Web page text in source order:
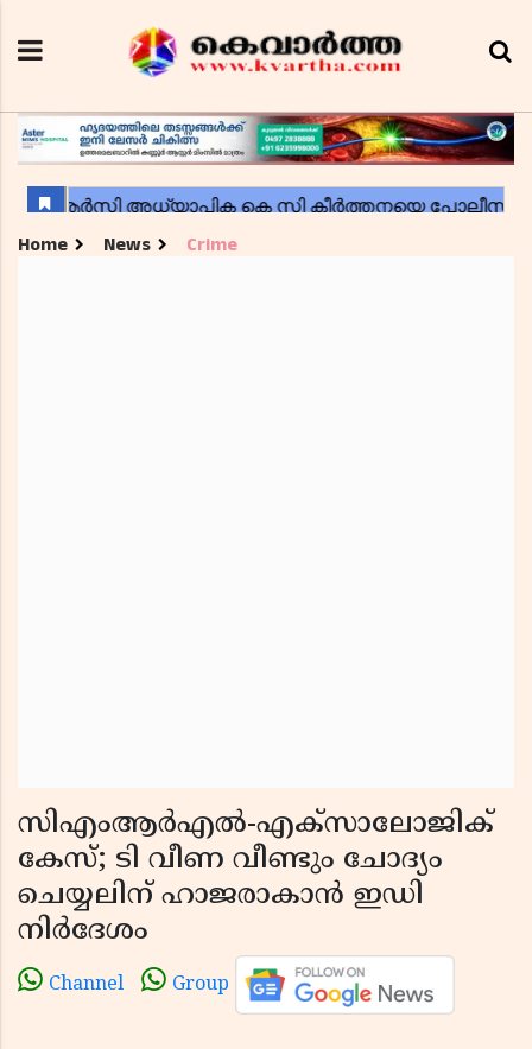
Home News Crime
സിഎംആർഎൽ-എക്സാലോജിക്
കേസ്; ടി വീണ വീണ്ടും ചോദ്യം
ചെയ്യലിന് ഹാജരാകാൻ ഇഡി
നിർദേശം
Channel Group